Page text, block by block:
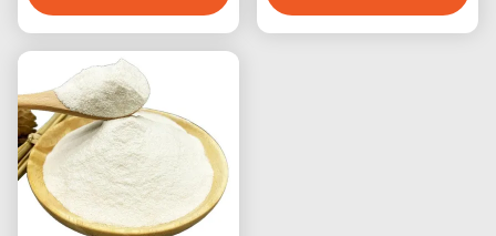
Conserveermiddel